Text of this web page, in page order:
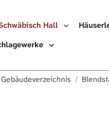
Hall
Gebäudeverzeichnis